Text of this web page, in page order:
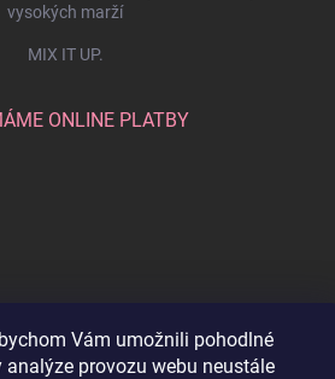
Vám umožnili pohodlné
provozu webu neustále
vysokých marží
MIX IT UP.
ONLINE PLATBY